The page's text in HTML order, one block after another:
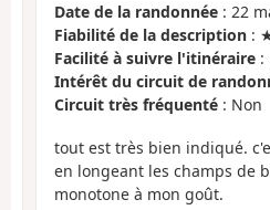
Date de la randonnée : 22
Fiabilité de la description :
Facilité à suivre l'itinéraire :
Intérêt du circuit de
Circuit très fréquenté : Non
tout est très bien indiqué.
en longeant les champs de
monotone à mon goût.